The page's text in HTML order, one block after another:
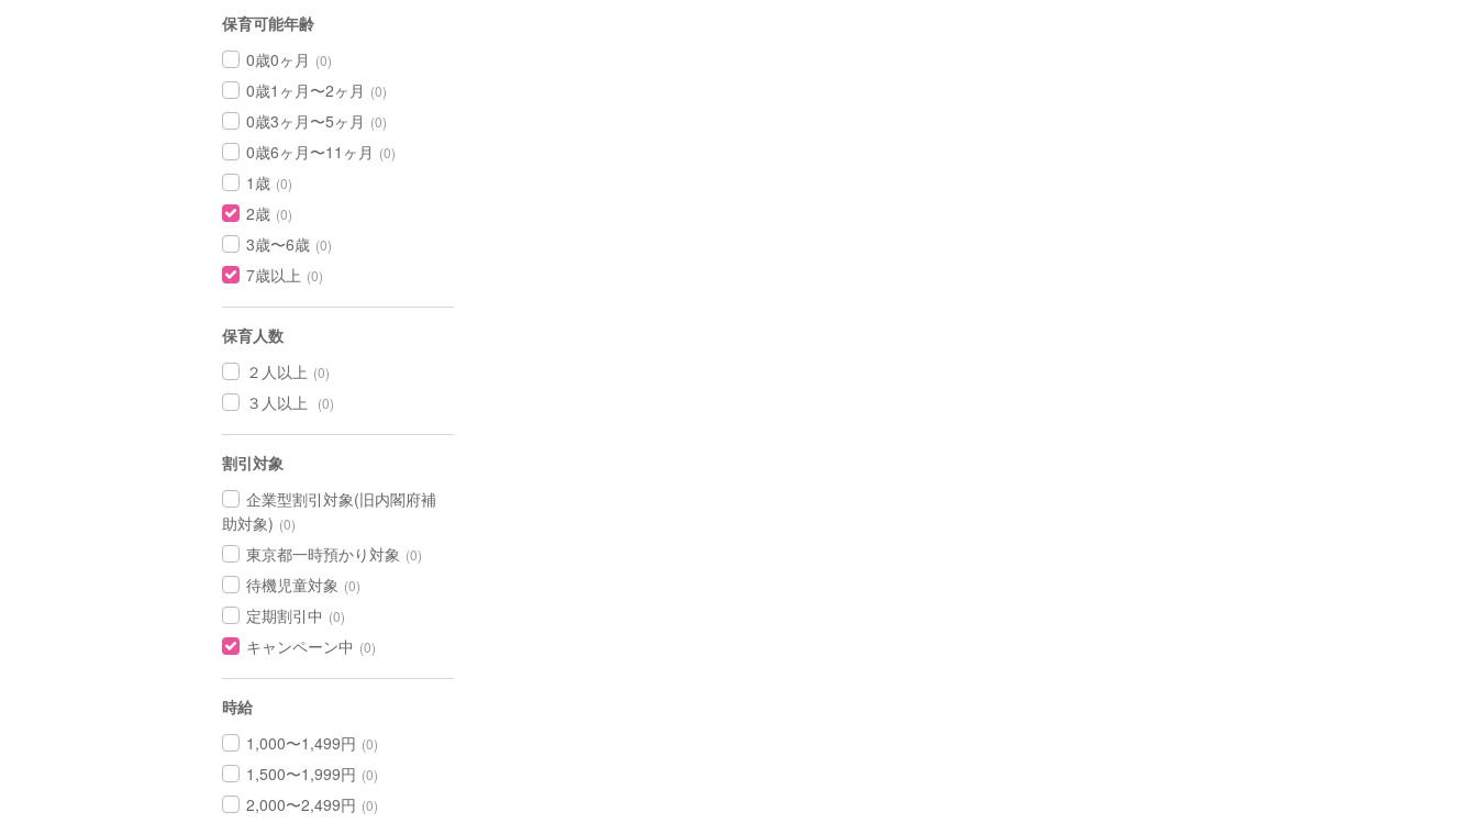
保育可能年齢
0歳0ヶ月 (0)
0歳1ヶ月〜2ヶ月 (0)
0歳3ヶ月〜5ヶ月 (0)
0歳6ヶ月〜11ヶ月 (0)
1歳 (0)
2歳 (0)
3歳〜6歳 (0)
7歳以上 (0)
保育人数
２人以上 (0)
３人以上 (0)
割引対象
企業型割引対象(旧内閣府補
助対象) (0)
東京都一時預かり対象 (0)
待機児童対象 (0)
定期割引中 (0)
キャンペーン中 (0)
時給
1,000〜1,499円 (0)
1,500〜1,999円 (0)
2,000〜2,499円 (0)